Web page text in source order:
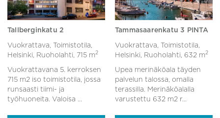
Tallberginkatu 2
Vuokrattava, Toimistotila,
Helsinki, Ruoholahti, 715 m2
Vuokrattavana 5. kerroksen
715 m2 iso toimistotila, jossa
runsaasti tiimi- ja
työhuoneita. Valoisa ...
Tammasaarenkatu 3 PINTA
Vuokrattava, Toimistotila,
Helsinki, Ruoholahti, 632 m2
Upea merinäköala täyden
palvelun talossa, omalla
terassilla. Merinäköalalla
varustettu 632 m2 r...